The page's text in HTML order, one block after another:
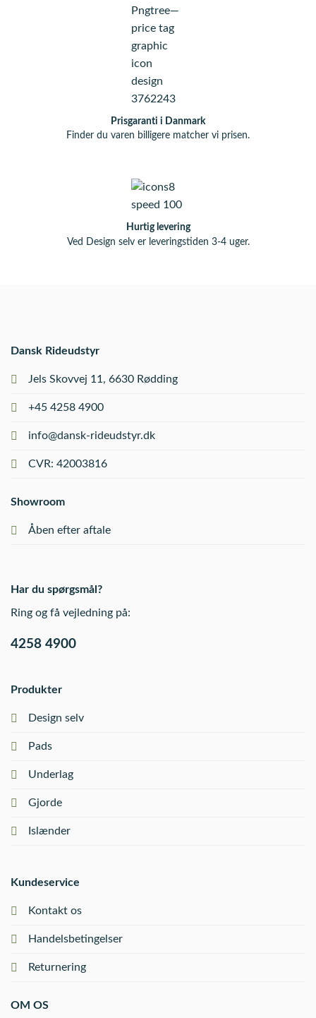
Prisgaranti i Danmark
Finder du varen billigere matcher vi prisen.
Hurtig levering
Ved Design selv er leveringstiden 3-4 uger.
Dansk Rideudstyr
Jels Skovvej 11, 6630 Rødding
+45 4258 4900
info@dansk-rideudstyr.dk
CVR: 42003816
Showroom
Åben efter aftale
Produkter
Design selv
Pads
Underlag
Gjorde
Islænder
Kundeservice
Kontakt os
Handelsbetingelser
Returnering
OM OS
Har du spørgsmål?
Ring og få vejledning på:
4258 4900